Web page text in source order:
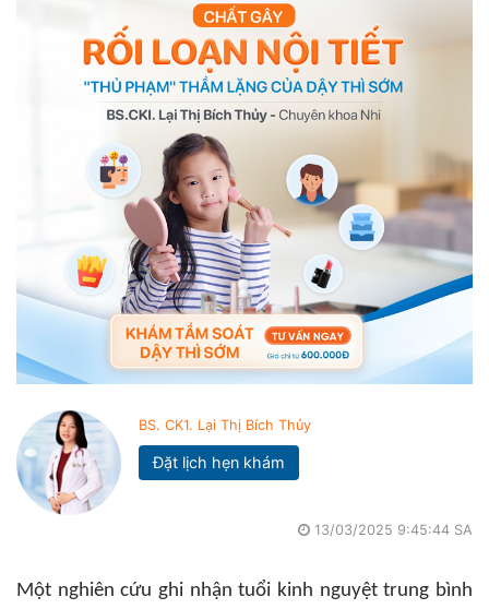
BS. CK1. Lại Thị Bích Thủy
Đặt lịch hẹn khám
13/03/2025 9:45:44 SA
Một nghiên cứu ghi nhận tuổi kinh nguyệt trung bình